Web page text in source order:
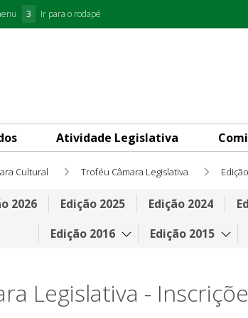
3 Ir para o rodapé
Atividade Legislativa
Cultural Troféu Câmara Legislativa
2026 Edição 2025 Edição 2024
Edição 2016
Edição 2015
Legislativa -